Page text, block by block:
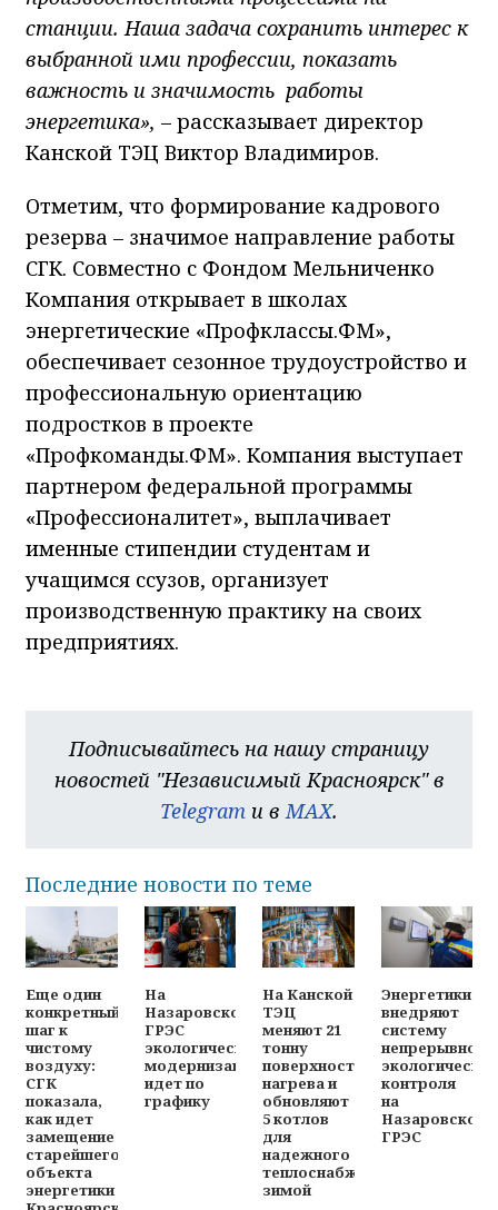
станции. Наша задача сохранить интерес к
выбранной ими профессии, показать
важность и значимость работы
энергетика», – рассказывает директор
Канской ТЭЦ Виктор Владимиров.
Отметим, что формирование кадрового
резерва – значимое направление работы
СГК. Совместно с Фондом Мельниченко
Компания открывает в школах
энергетические «Профклассы.ФМ»,
обеспечивает сезонное трудоустройство и
профессиональную ориентацию
подростков в проекте
«Профкоманды.ФМ». Компания выступает
партнером федеральной программы
«Профессионалитет», выплачивает
именные стипендии студентам и
учащимся ссузов, организует
производственную практику на своих
предприятиях.
Подписывайтесь на нашу страницу
новостей "Независимый Красноярск" в
Telegram и вMAX.
Последние новости по теме
Еще один
конкретный
шаг к
чистому
воздуху:
СГК
показала,
как идет
замещение
старейшего
объекта
энергетики
На
Назаровской
ГРЭС
экологическая
модернизация
идет по
графику
На Канской
ТЭЦ
меняют 21
тонну
поверхностей
нагрева и
обновляют
5 котлов
для
надежного
теплоснабжения
зимой
Энергетики
внедряют
систему
непрерывного
контроля
на
Назаровской
ГРЭС